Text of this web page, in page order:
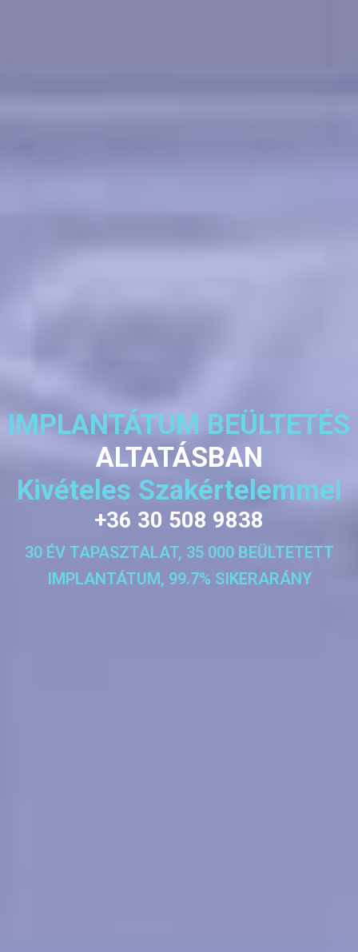
IMPLANTÁTUM BEÜLTETÉS
ALTATÁSBAN
Kivételes Szakértelemmel
+36 30 508 9838
30 ÉV TAPASZTALAT, 35 000 BEÜLTETETT
IMPLANTÁTUM, 99.7% SIKERARÁNY